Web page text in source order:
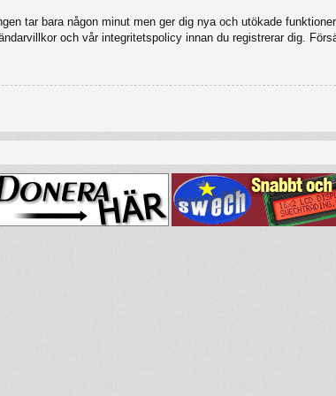
tar bara någon minut men ger dig nya och utökade
och vår integritetspolicy innan du registrerar dig.